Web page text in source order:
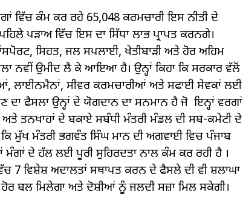
ਵਿੱਚ ਕੰਮ ਕਰ ਰਹੇ 65,048 ਕਰਮਚਾਰੀ ਇਸ ਨੀਤੀ ਦੇ
ਪੜਾਅ ਵਿੱਚ ਇਸ ਦਾ ਸਿੱਧਾ ਲਾਭ ਪ੍ਰਾਪਤ ਕਰਨਗੇ।
ਸਿਹਤ, ਜਲ ਸਪਲਾਈ, ਖੇਤੀਬਾੜੀ ਅਤੇ ਹੋਰ ਅਹਿਮ
ਨਵੀਂ ਉਮੀਦ ਲੈ ਕੇ ਆਇਆ ਹੈ। ਉਨ੍ਹਾਂ ਕਿਹਾ ਕਿ ਸਰਕਾਰ ਵੱਲੋਂ
ਲਾਈਨਮੈਨਾਂ, ਸੀਵਰ ਕਰਮਚਾਰੀਆਂ ਅਤੇ ਸਫਾਈ ਸੇਵਕਾਂ ਲਈ
ਫੈਸਲਾ ਉਨ੍ਹਾਂ ਦੇ ਯੋਗਦਾਨ ਦਾ ਸਨਮਾਨ ਹੈ ਜੋ ਇਨ੍ਹਾਂ ਵਰਗਾਂ
ਤਨਖਾਹਾਂ ਦੇ ਬਕਾਏ ਸਬੰਧੀ ਮੰਤਰੀ ਮੰਡਲ ਦੀ ਸਬ-ਕਮੇਟੀ ਦੇ
ਮੁੱਖ ਮੰਤਰੀ ਭਗਵੰਤ ਸਿੰਘ ਮਾਨ ਦੀ ਅਗਵਾਈ ਵਿਚ ਪੰਜਾਬ
ਦੇ ਹੱਲ ਲਈ ਪੂਰੀ ਸੁਹਿਰਦਤਾ ਨਾਲ ਕੰਮ ਕਰ ਰਹੀ ਹੈ ।
7 ਵਿਸ਼ੇਸ਼ ਅਦਾਲਤਾਂ ਸਥਾਪਤ ਕਰਨ ਦੇ ਫੈਸਲੇ ਦੀ ਵੀ ਸ਼ਲਾਘਾ
ਹੋਰ ਬਲ ਮਿਲੇਗਾ ਅਤੇ ਦੋਸ਼ੀਆਂ ਨੂੰ ਜਲਦੀ ਸਜ਼ਾ ਮਿਲ ਸਕੇਗੀ।